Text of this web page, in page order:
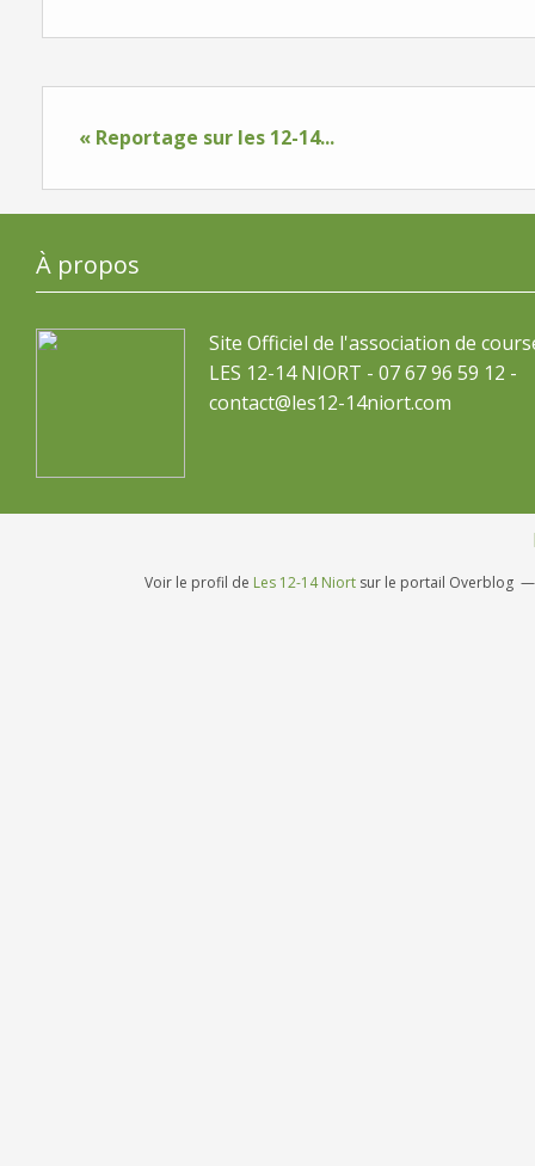
« Reportage sur les 12-14...
À propos
Site Officiel de l'association de
LES 12-14 NIORT - 07 67 96 59 12 -
contact@les12-14niort.com
Voir le profil de Les 12-14 Niort sur le portail Overblog